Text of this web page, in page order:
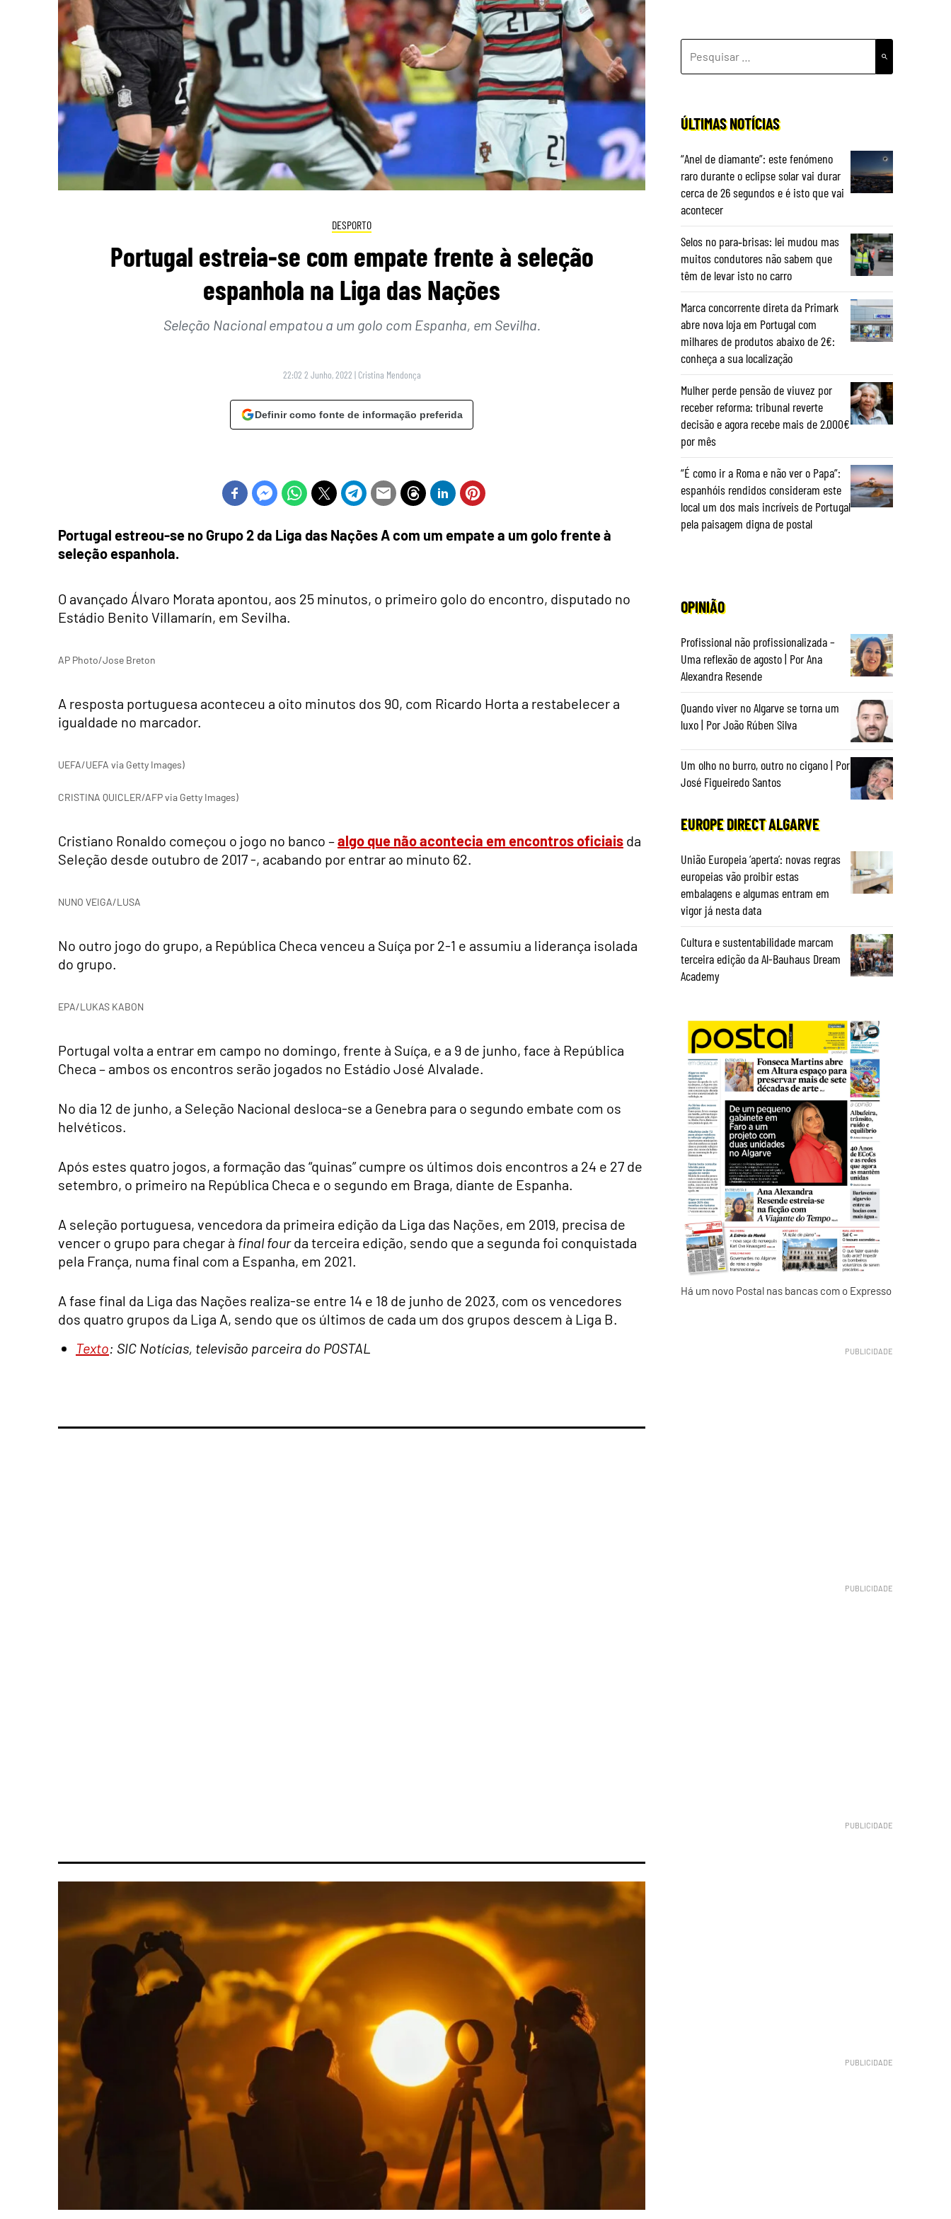
DESPORTO
Portugal estreia-se com empate frente à seleção
espanhola na Liga das Nações
Seleção Nacional empatou a um golo com Espanha, em Sevilha.
22:02 2 Junho, 2022 | Cristina Mendonça
Definir como fonte de informação preferida
Portugal estreou-se no Grupo 2 da Liga das Nações A com um empate a um golo frente à
seleção espanhola.
O avançado Álvaro Morata apontou, aos 25 minutos, o primeiro golo do encontro, disputado no
Estádio Benito Villamarín, em Sevilha.
AP Photo/Jose Breton
A resposta portuguesa aconteceu a oito minutos dos 90, com Ricardo Horta a restabelecer a
igualdade no marcador.
UEFA/UEFA via Getty Images)
CRISTINA QUICLER/AFP via Getty Images)
Cristiano Ronaldo começou o jogo no banco –algo que não acontecia em encontros oficiais da
Seleção desde outubro de 2017 -, acabando por entrar ao minuto 62.
NUNO VEIGA/LUSA
No outro jogo do grupo, a República Checa venceu a Suíça por 2-1 e assumiu a liderança isolada
do grupo.
EPA/LUKAS KABON
Portugal volta a entrar em campo no domingo, frente à Suíça, e a 9 de junho, face à República
Checa – ambos os encontros serão jogados no Estádio José Alvalade.
No dia 12 de junho, a Seleção Nacional desloca-se a Genebra para o segundo embate com os
helvéticos.
Após estes quatro jogos, a formação das “quinas” cumpre os últimos dois encontros a 24 e 27 de
setembro, o primeiro na República Checa e o segundo em Braga, diante de Espanha.
A seleção portuguesa, vencedora da primeira edição da Liga das Nações, em 2019, precisa de
vencer o grupo para chegar à final fourda terceira edição, sendo que a segunda foi conquistada
pela França, numa final com a Espanha, em 2021.
A fase final da Liga das Nações realiza-se entre 14 e 18 de junho de 2023, com os vencedores
dos quatro grupos da Liga A, sendo que os últimos de cada um dos grupos descem à Liga B.
Texto: SIC Notícias, televisão parceira do POSTAL
POR:
ÚLTIMAS NOTÍCIAS
“Anel de diamante”: este fenómeno
raro durante o eclipse solar vai durar
cerca de 26 segundos e é isto que vai
acontecer
Selos no para‑brisas: lei mudou mas
muitos condutores não sabem que
têm de levar isto no carro
Marca concorrente direta da Primark
abre nova loja em Portugal com
milhares de produtos abaixo de 2€:
conheça a sua localização
Mulher perde pensão de viuvez por
receber reforma: tribunal reverte
decisão e agora recebe mais de 2.000€
por mês
“É como ir a Roma e não ver o Papa”:
espanhóis rendidos consideram este
local um dos mais incríveis de Portugal
pela paisagem digna de postal
OPINIÃO
Profissional não profissionalizada –
Uma reflexão de agosto | Por Ana
Alexandra Resende
Quando viver no Algarve se torna um
luxo | Por João Rúben Silva
Um olho no burro, outro no cigano | Por
José Figueiredo Santos
EUROPE DIRECT ALGARVE
União Europeia ‘aperta’: novas regras
europeias vão proibir estas
embalagens e algumas entram em
vigor já nesta data
Cultura e sustentabilidade marcam
terceira edição da Al-Bauhaus Dream
Academy
Há um novo Postal nas bancas com o Expresso